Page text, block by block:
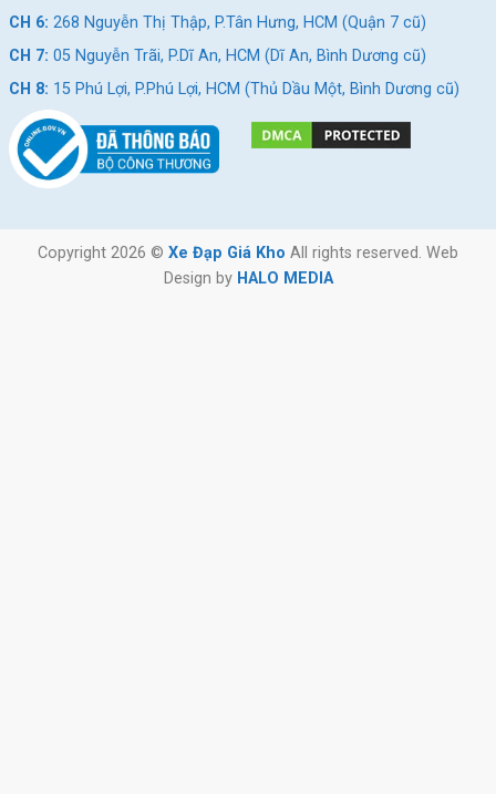
CH 6: 268 Nguyễn Thị Thập, P.Tân Hưng, HCM (Quận 7 cũ)
CH 7: 05 Nguyễn Trãi, P.Dĩ An, HCM (Dĩ An, Bình Dương cũ)
CH 8: 15 Phú Lợi, P.Phú Lợi, HCM (Thủ Dầu Một, Bình Dương cũ)
Copyright 2026 © Xe Đạp Giá Kho All rights reserved. Web
Design by HALO MEDIA